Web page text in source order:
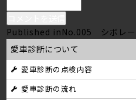
投
稿
ナ
Published in No.005 シボレ
愛車診断について
愛車診断の点検内容
愛車診断の流れ